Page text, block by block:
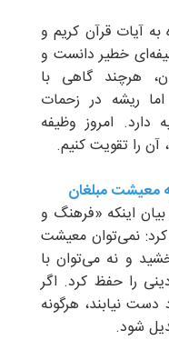
به آیات قرآن کریم و
خطیر دانست و
هرچند گاهی با
ریشه در زحمات
دارد. امروز وظیفه
را تقویت کنیم.
معیشت مبلغان
اینکه «فرهنگ و
کرد: نمی‌توان معیشت
و نه می‌توان با
را حفظ کرد. اگر
نیابند، هرگونه
شود.